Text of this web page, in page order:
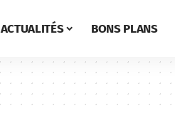
ACTUALITÉS BONS PLANS